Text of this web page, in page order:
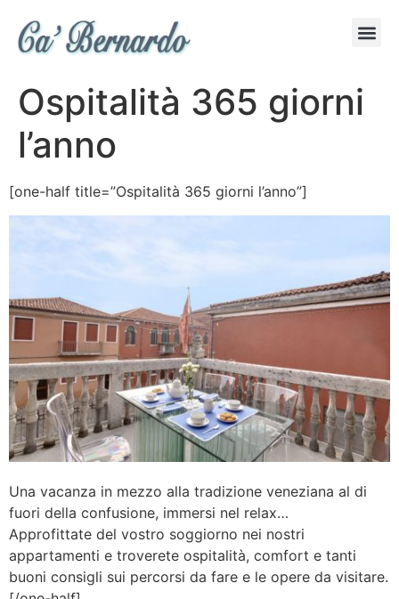
Ospitalità 365 giorni
l’anno
[one-half title=”Ospitalità 365 giorni l’anno”]
Una vacanza in mezzo alla tradizione veneziana al di
fuori della confusione, immersi nel relax…
Approfittate del vostro soggiorno nei nostri
appartamenti e troverete ospitalità, comfort e tanti
buoni consigli sui percorsi da fare e le opere da visitare.